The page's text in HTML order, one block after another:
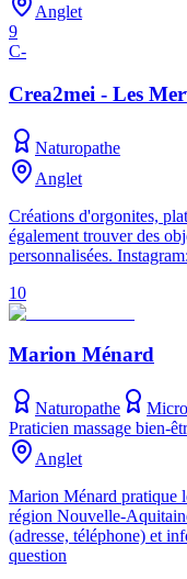
Anglet
9
C-
Crea2mei - Les
Naturopathe
Anglet
Créations d'orgonites,
également trouver des
personnalisées.
10
Marion Ménard
Naturopathe
Praticien massage bien-
Anglet
Marion Ménard pratique
région Nouvelle-
(adresse, téléphone) et
question